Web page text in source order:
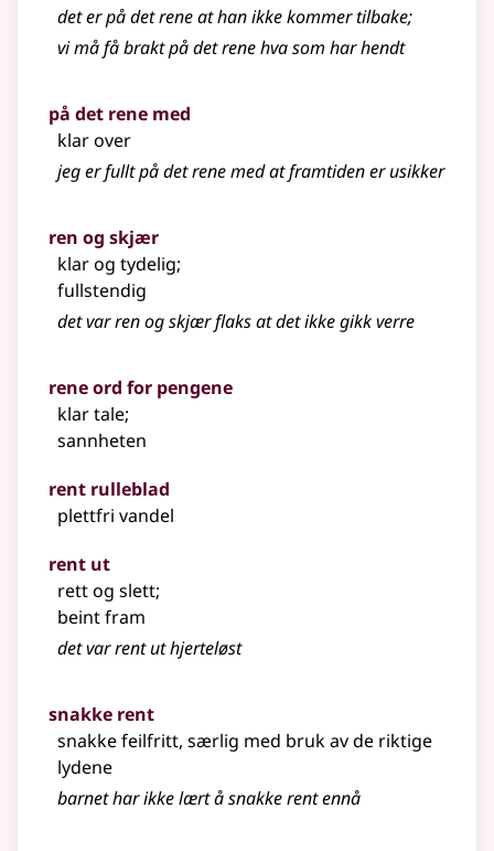
det er på det rene at han ikke kommer tilbake;
vi må få brakt på det rene hva som har hendt
på det rene med
klar over
jeg er fullt på det rene med at framtiden er usikker
ren og skjær
klar og tydelig;
fullstendig
det var ren og skjær flaks at det ikke gikk verre
rene ord for pengene
klar tale;
sannheten
rent rulleblad
plettfri vandel
rent ut
rett og slett;
beint fram
det var rent ut hjerteløst
snakke rent
snakke feilfritt, særlig med bruk av de riktige
lydene
barnet har ikke lært å snakke rent ennå